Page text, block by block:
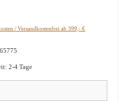
/ Versandkostenfrei ab 399,- €
2-4 Tage